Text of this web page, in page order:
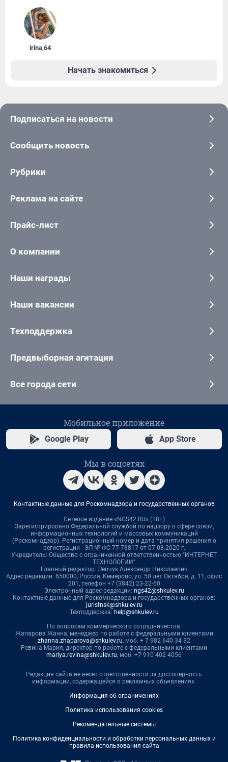
irina,64
Начать знакомиться
Подписаться на новости
Сообщить новость
Рубрики
Реклама на сайте
Прайс-лист
О компании
Наши награды
Наши вакансии
Техподдержка
Предвыборная агитация
Все города сети
Мобильное приложение
Google Play App Store
Мы в соцсетях
Контактные данные для Роскомнадзора и государственных органов
Сетевое издание «NGS42.RU» (18+)
Зарегистрировано Федеральной службой по надзору в сфере связи,
информационных технологий и массовых коммуникаций
(Роскомнадзор). Регистрационный номер и дата принятия решения о
регистрации - ЭЛ № ФС 77-78817 от 07.08.2020 г.
Учредитель: Общество с ограниченной ответственностью "ИНТЕРНЕТ
ТЕХНОЛОГИИ"
Главный редактор: Левчук Александр Николаевич
Адрес редакции: 650000, Россия, Кемерово, ул. 50 лет Октября, д. 11, офис
201, телефон +7 (3842) 23-22-60
Электронный адрес редакции: ngs42@shkulev.ru
Контактные данные для Роскомнадзора и государственных органов:
juristnsk@shkulev.ru
Техподдержка: help@shkulev.ru
По вопросам коммерческого сотрудничества:
Жапарова Жанна, менеджер по работе с федеральными клиентами
zhanna.zhaparova@shkulev.ru, моб. + 7 982 640 34 32
Ревина Мария, директор по работе с федеральными клиентами
mariya.revina@shkulev.ru, моб. +7 910 402 4056
Редакция сайта не несет ответственности за достоверность
информации, содержащейся в рекламных объявлениях.
Информация об ограничениях
Политика использования cookies
Рекомендательные системы
Политика конфиденциальности и обработки персональных данных и
правила использования сайта